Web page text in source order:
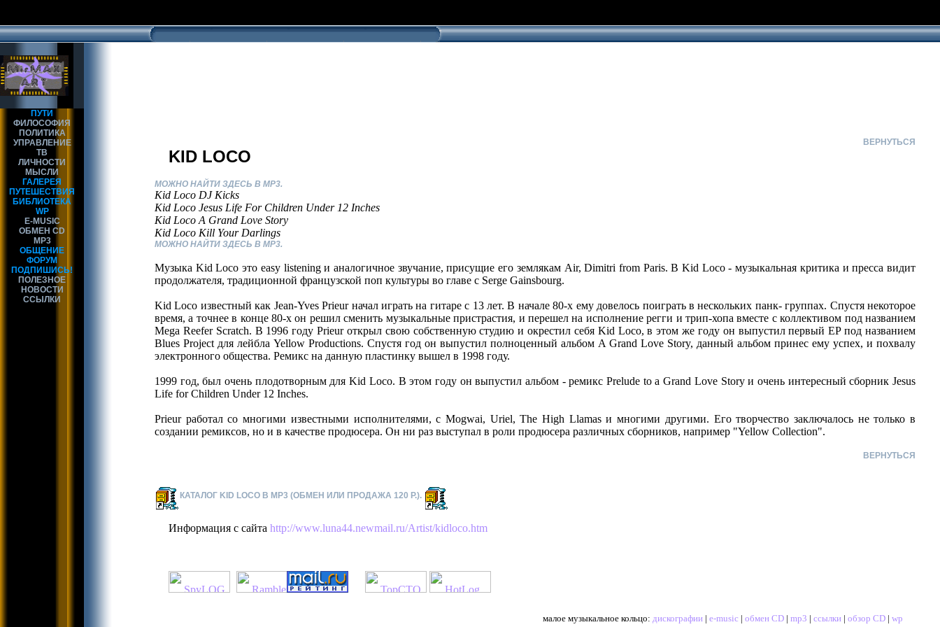
ПУТИ
ФИЛОСОФИЯ
ПОЛИТИКА
УПРАВЛЕНИЕ
ТВ
ЛИЧНОСТИ
МЫСЛИ
ГАЛЕРЕЯ
ПУТЕШЕСТВИЯ
БИБЛИОТЕКА
WP
E-MUSIC
ОБМЕН CD
MP3
ОБЩЕНИЕ
ФОРУМ
ПОДПИШИСЬ!
ПОЛЕЗНОЕ
НОВОСТИ
ССЫЛКИ
ВЕРНУТЬСЯ
KID LOCO
МОЖНО НАЙТИ ЗДЕСЬ В MP3.
Kid Loco DJ Kicks
Kid Loco Jesus Life For Children Under 12 Inches
Kid Loco A Grand Love Story
Kid Loco Kill Your Darlings
МОЖНО НАЙТИ ЗДЕСЬ В MP3.
Музыка Kid Loco это easy listening и аналогичное звучание, присущие его землякам Air, Dimitri from Paris. В Kid Loco - музыкальная критика и пресса видит
продолжателя, традиционной французской поп культуры во главе с Serge Gainsbourg.
Kid Loco известный как Jean-Yves Prieur начал играть на гитаре с 13 лет. В начале 80-х ему довелось поиграть в нескольких панк- группах. Спустя некоторое
время, а точнее в конце 80-x он решил сменить музыкальные пристрастия, и перешел на исполнение регги и трип-хопа вместе с коллективом под названием
Mega Reefer Scratch. В 1996 году Prieur открыл свою собственную студию и окрестил себя Kid Loco, в этом же году он выпустил первый EP под названием
Blues Project для лейбла Yellow Productions. Спустя год он выпустил полноценный альбом A Grand Love Story, данный альбом принес ему успех, и похвалу
электронного общества. Ремикс на данную пластинку вышел в 1998 году.
1999 год, был очень плодотворным для Kid Loco. В этом году он выпустил альбом - ремикс Prelude to a Grand Love Story и очень интересный сборник Jesus
Life for Children Under 12 Inches.
Prieur работал со многими известными исполнителями, с Mogwai, Uriel, The High Llamas и многими другими. Его творчество заключалось не только в
создании ремиксов, но и в качестве продюсера. Он ни раз выступал в роли продюсера различных сборников, например "Yellow Collection".
ВЕРНУТЬСЯ
КАТАЛОГ KID LOCO В MP3 (ОБМЕН ИЛИ ПРОДАЖА 120 Р.).
Информация с сайта http://www.luna44.newmail.ru/Artist/kidloco.htm
малое музыкальное кольцо: дискографии | e-music | обмен CD | mp3 | ссылки | обзор CD | wp